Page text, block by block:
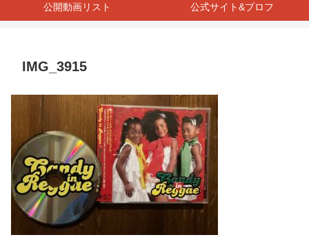
公開動画リスト 公式サイト&プロフ
IMG_3915